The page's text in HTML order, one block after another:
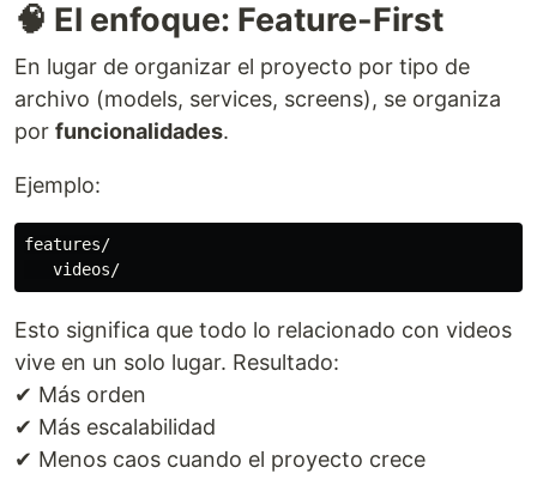
🧠 El enfoque: Feature-First
En lugar de organizar el proyecto por tipo de
archivo (models, services, screens), se organiza
por funcionalidades.
Ejemplo:
features/
Esto significa que todo lo relacionado con videos
vive en un solo lugar. Resultado:
✔ Más orden
✔ Más escalabilidad
✔ Menos caos cuando el proyecto crece